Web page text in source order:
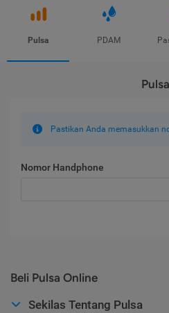
Pulsa PDAM
Pulsa
Pastikan Anda memasukkan
Nomor Handphone
Beli Pulsa Online
Sekilas Tentang Pulsa